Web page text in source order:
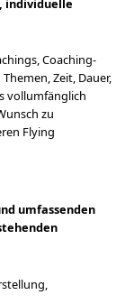
Coaching-
Zeit, Dauer,
vollumfänglich
zu
Flying
umfassenden